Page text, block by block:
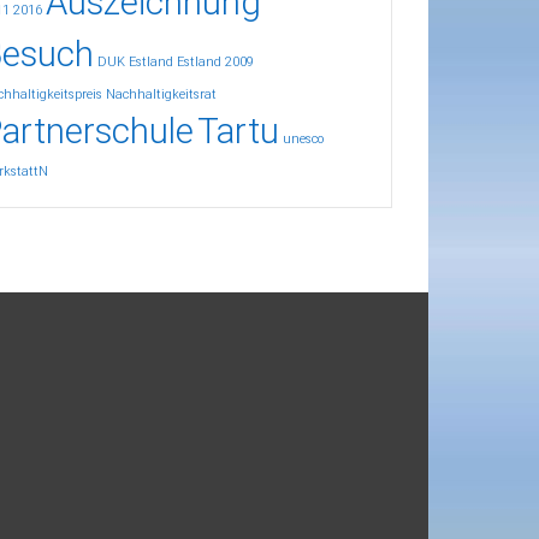
2016
DUK Estland Estland 2009
Nachhaltigkeitsrat
Tartu unesco